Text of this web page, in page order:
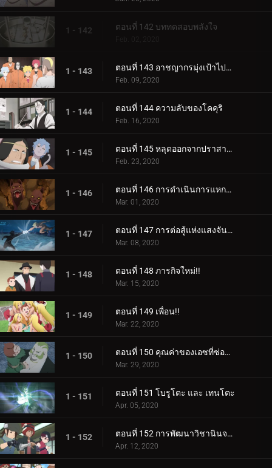
1 - 142 ตอนที่ 142 บททดสอบพลังใจ
1 - 143 ตอนที่ 143 อาชญากรมุ่งเป้าไปที่โคคุริ
Feb. 09, 2020
1 - 144 ตอนที่ 144 ความลับของโคคุริ
Feb. 16, 2020
1 - 145 ตอนที่ 145 หลุดออกจากปราสาทโฮซึกิ
Feb. 23, 2020
1 - 146 ตอนที่ 146 การดำเนินการแหกคุก
Mar. 01, 2020
1 - 147 ตอนที่ 147 การต่อสู้แห่งแสงจันทร์อันเป็นเวรกรรม
Mar. 08, 2020
1 - 148 ตอนที่ 148 ภารกิจใหม่!!
Mar. 15, 2020
1 - 149 ตอนที่ 149 เพื่อน!!
Mar. 22, 2020
1 - 150 ตอนที่ 150 คุณค่าของเอซที่ซ่อนอยู่
Mar. 29, 2020
1 - 151 ตอนที่ 151 โบรูโตะ และ เทนโตะ
Apr. 05, 2020
1 - 152 ตอนที่ 152 การพัฒนาวิชานินจาทางการแพทย์
Apr. 12, 2020